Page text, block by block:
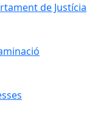
de Justícia